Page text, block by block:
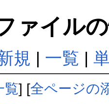
ァイル
規 | 一覧 |
覧] [全ページの